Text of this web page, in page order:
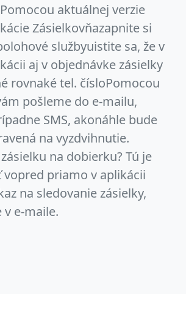
aktuálnej verzie
Zásielkovňazapnite si
službyuistite sa, že v
aj v objednávke zásielky
rovnaké tel. čísloPomocou
pošleme do e-mailu,
SMS, akonáhle bude
na vyzdvihnutie.
na dobierku? Tú je
priamo v aplikácii
na sledovanie zásielky,
e-maile.